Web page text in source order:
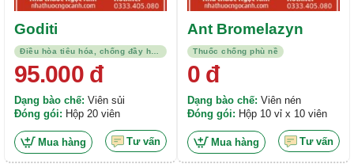
Điều hòa tiêu hóa, chống đầy hơi, kháng viêm
Goditi
95.000đ
Dạng bào chế: Viên sủi
Đóng gói: Hộp 20 viên
Mua hàng Tư vấn
Thuốc chống phù nề
Ant Bromelazyn
0 đ
Dạng bào chế: Viên nén
Đóng gói: Hộp 10 vỉ x 10 viên
Mua hàng Tư vấn